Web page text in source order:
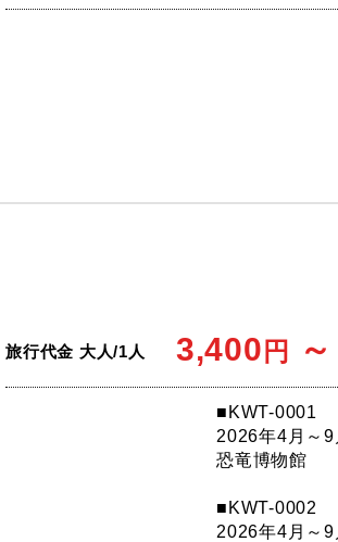
旅行代金 大人/1人 3,400 円
■KWT-0001
2026年4月～9
恐竜博物館
■KWT-0002
2026年4月～9